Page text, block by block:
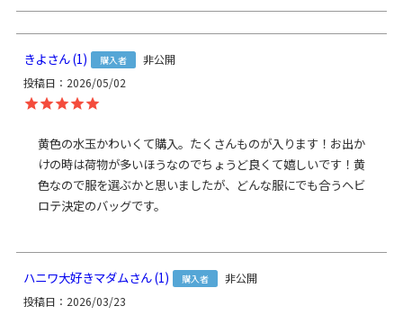
ト：高さ12cm、幅18cm ／ 【持ち手】幅3cm、長さ約97～
使用可能なア
イテム
・がまろっく
【本体】＜8号帆布・綿布＞表地：綿100％、裏地：綿100％
／ 口金：鉄（アンティークゴールド/シルバー） ／ 【持ち
手・ショルダーベルト】＜8号帆布・綿布＞表地：綿100%、
裏地：アクリル100％ ／ 【ショルダーベルトパーツ】亜鉛合
金・鉄（アンティークゴールド）
製造 日本製（京都秀和がま口製作所）
お支払方法 クレジットカード
Amazon Pay／楽天ペイ／PayPay
きよ 1 購入者
非公開
投稿日
2026/05/02
黄色の水玉かわいくて購入。たくさんものが入ります！お出か
けの時は荷物が多いほうなのでちょうど良くて嬉しいです！黄
色なので服を選ぶかと思いましたが、どんな服にでも合うヘビ
ロテ決定のバッグです。
ハニワ大好きマダム 1 購入者
非公開
投稿日
2026/03/23